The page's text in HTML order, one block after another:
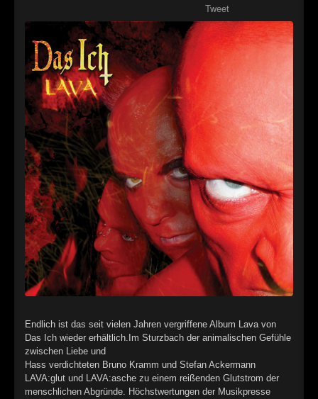
► Rattenfänger
Oberer Totpunkt
► Dia De Los Muertos
Oberer Totpunkt
► Alltag macht tot
Oberer Totpunkt
► Die Krieger
Oberer Totpunkt
► Imperator
Oberer Totpunkt
Maschinenherz
Oberer Totpunkt
► Der Siebte Tag
Oberer Totpunkt
► Langfristig gesehen (sind wir alle tot)
Oberer Totpunkt
► Blutmond
► Totentanz
Oberer Totpunkt
►
Oberer Totpunkt
► Zeit verfliegt
Oberer Totpunkt
Tweet
Endlich ist das seit vielen Jahren vergriffene Album Lava von
Das Ich wieder erhältlich.Im Sturzbach der animalischen Gefühle
zwischen Liebe und
Hass verdichteten Bruno Kramm und Stefan Ackermann
LAVA:glut und LAVA:asche zu einem reißenden Glutstrom der
menschlichen Abgründe. Höchstwertungen der Musikpresse